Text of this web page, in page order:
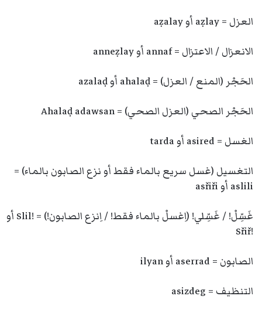
العزل = aẓlay أو aẓalay
الانعزال / الاعتزال = annaf أو anneẓlay
الحَجْر (المنع / العزل) = ahalaḍ أو azalaḍ
الحَجْر الصحي (العزل الصحي) = Ahalaḍ adawsan
الغسل = asired أو tarda
التغسيل (غسل سريع بالماء فقط أو نزع الصابون بالماء) =
aslili أو asřiři
غَسِّلْ! / غَسِّلي! (اِغسلْ بالماء فقط! / اِنزع الصابون!) = !Slil أو
!Sřiř
الصابون = aserrad أو ilyan
التنظيف = asizdeg